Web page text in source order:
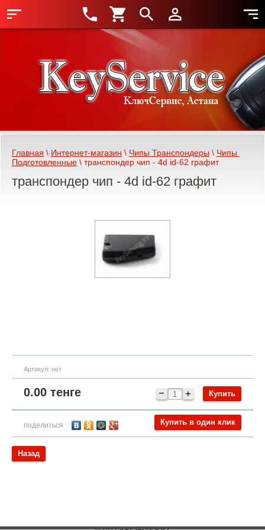
Главная \ Интернет-магазин \ Чипы Транспондеры \ Чипы
Подготовленные \ транспондер чип - 4d id-62 графит
транспондер чип - 4d id-62 графит
Артикул: нет
0.00 тенге − +
поделиться Купить в один клик
Назад